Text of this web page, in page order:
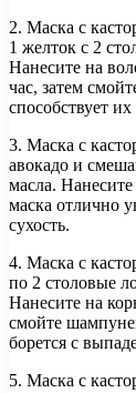
2. Маска с
1 желток с 2
Нанесите на
час, затем
способствует их
3. Маска с
авокадо и
масла.
маска отлично
сухость.
4. Маска с
по 2 столовые
Нанесите на
смойте
борется с
5. Маска с